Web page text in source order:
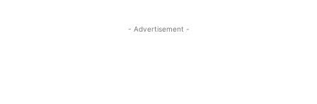
- Advertisement -